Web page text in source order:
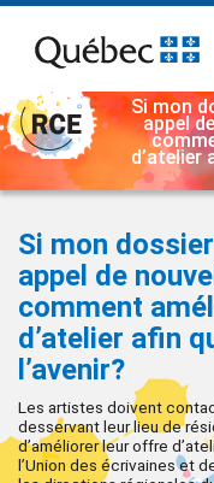
Si mon
appel
d’atelier
Si mon
appel de
comment
d’atelier afin
l’avenir?
Les artistes doivent
desservant leur lieu de
d’améliorer leur offre
l’Union des écrivaines et